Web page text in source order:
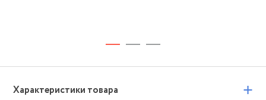
Характеристики товара +